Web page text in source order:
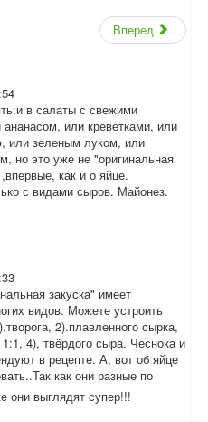
Вперед
в салаты с свежими
или креветками, или
или зеленым луком, или
но это уже не "оригинальная
как и о яйце.
с видами сыров. Майонез.
закуска" имеет
видов. Можете устроить
2).плавленного сырка,
4), твёрдого сыра. Чеснока и
в рецепте. А, вот об яйце
к как они разные по
они выглядят супер!!!